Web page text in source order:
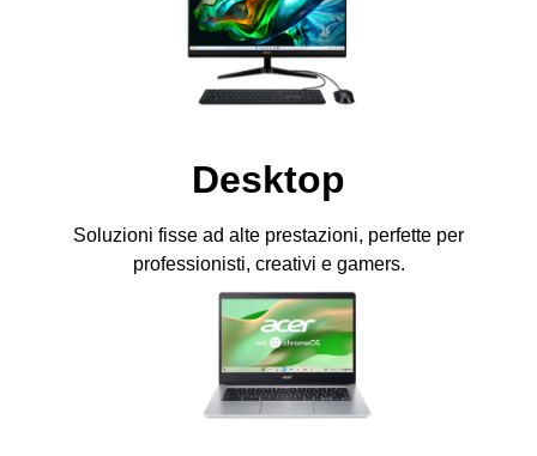
Desktop
Soluzioni fisse ad alte prestazioni, perfette per
professionisti, creativi e gamers.